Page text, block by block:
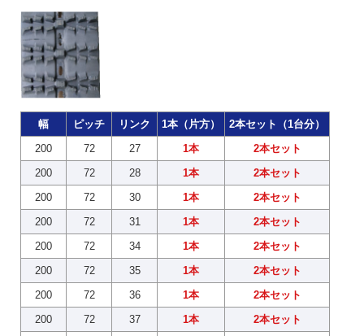
幅 ピッチ リンク 1本（片方）
2本セット（1台分）
200
72 27 1本
2本セット
200
72 28 1本
2本セット
200
72 30 1本
2本セット
200
72 31 1本
2本セット
200
72 34 1本
2本セット
200
72 35 1本
2本セット
200
72 36 1本
2本セット
200
72 37 1本
2本セット